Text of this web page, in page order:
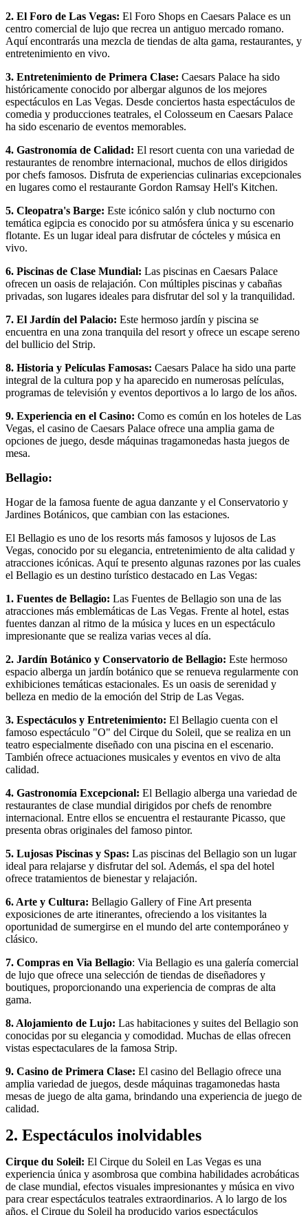
2. El Foro de Las Vegas: El Foro Shops en Caesars Palace es un
centro comercial de lujo que recrea un antiguo mercado romano.
Aquí encontrarás una mezcla de tiendas de alta gama, restaurantes, y
entretenimiento en vivo.
3. Entretenimiento de Primera Clase: Caesars Palace ha sido
históricamente conocido por albergar algunos de los mejores
espectáculos en Las Vegas. Desde conciertos hasta espectáculos de
comedia y producciones teatrales, el Colosseum en Caesars Palace
ha sido escenario de eventos memorables.
4. Gastronomía de Calidad: El resort cuenta con una variedad de
restaurantes de renombre internacional, muchos de ellos dirigidos
por chefs famosos. Disfruta de experiencias culinarias excepcionales
en lugares como el restaurante Gordon Ramsay Hell's Kitchen.
5. Cleopatra's Barge: Este icónico salón y club nocturno con
temática egipcia es conocido por su atmósfera única y su escenario
flotante. Es un lugar ideal para disfrutar de cócteles y música en
vivo.
6. Piscinas de Clase Mundial: Las piscinas en Caesars Palace
ofrecen un oasis de relajación. Con múltiples piscinas y cabañas
privadas, son lugares ideales para disfrutar del sol y la tranquilidad.
7. El Jardín del Palacio: Este hermoso jardín y piscina se
encuentra en una zona tranquila del resort y ofrece un escape sereno
del bullicio del Strip.
8. Historia y Películas Famosas: Caesars Palace ha sido una parte
integral de la cultura pop y ha aparecido en numerosas películas,
programas de televisión y eventos deportivos a lo largo de los años.
9. Experiencia en el Casino: Como es común en los hoteles de Las
Vegas, el casino de Caesars Palace ofrece una amplia gama de
opciones de juego, desde máquinas tragamonedas hasta juegos de
mesa.
Bellagio:
Hogar de la famosa fuente de agua danzante y el Conservatorio y
Jardines Botánicos, que cambian con las estaciones.
El Bellagio es uno de los resorts más famosos y lujosos de Las
Vegas, conocido por su elegancia, entretenimiento de alta calidad y
atracciones icónicas. Aquí te presento algunas razones por las cuales
el Bellagio es un destino turístico destacado en Las Vegas:
1. Fuentes de Bellagio: Las Fuentes de Bellagio son una de las
atracciones más emblemáticas de Las Vegas. Frente al hotel, estas
fuentes danzan al ritmo de la música y luces en un espectáculo
impresionante que se realiza varias veces al día.
2. Jardín Botánico y Conservatorio de Bellagio: Este hermoso
espacio alberga un jardín botánico que se renueva regularmente con
exhibiciones temáticas estacionales. Es un oasis de serenidad y
belleza en medio de la emoción del Strip de Las Vegas.
3. Espectáculos y Entretenimiento: El Bellagio cuenta con el
famoso espectáculo "O" del Cirque du Soleil, que se realiza en un
teatro especialmente diseñado con una piscina en el escenario.
También ofrece actuaciones musicales y eventos en vivo de alta
calidad.
4. Gastronomía Excepcional: El Bellagio alberga una variedad de
restaurantes de clase mundial dirigidos por chefs de renombre
internacional. Entre ellos se encuentra el restaurante Picasso, que
presenta obras originales del famoso pintor.
5. Lujosas Piscinas y Spas: Las piscinas del Bellagio son un lugar
ideal para relajarse y disfrutar del sol. Además, el spa del hotel
ofrece tratamientos de bienestar y relajación.
6. Arte y Cultura: Bellagio Gallery of Fine Art presenta
exposiciones de arte itinerantes, ofreciendo a los visitantes la
oportunidad de sumergirse en el mundo del arte contemporáneo y
clásico.
7. Compras en Via Bellagio: Via Bellagio es una galería comercial
de lujo que ofrece una selección de tiendas de diseñadores y
boutiques, proporcionando una experiencia de compras de alta
gama.
8. Alojamiento de Lujo: Las habitaciones y suites del Bellagio son
conocidas por su elegancia y comodidad. Muchas de ellas ofrecen
vistas espectaculares de la famosa Strip.
9. Casino de Primera Clase: El casino del Bellagio ofrece una
amplia variedad de juegos, desde máquinas tragamonedas hasta
mesas de juego de alta gama, brindando una experiencia de juego de
calidad.
2. Espectáculos inolvidables
Cirque du Soleil: El Cirque du Soleil en Las Vegas es una
experiencia única y asombrosa que combina habilidades acrobáticas
de clase mundial, efectos visuales impresionantes y música en vivo
para crear espectáculos teatrales extraordinarios. A lo largo de los
años, el Cirque du Soleil ha producido varios espectáculos